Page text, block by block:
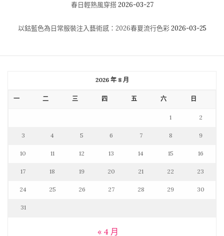
春日輕熟風穿搭 2026-03-27
以鈷藍色為日常服裝注入藝術感：2026春夏流行色彩 2026-03-25
2026 年 8 月
一 二 三 四 五 六 日
1 2
3 4 5 6 7 8 9
10 11 12 13 14 15 16
17 18 19 20 21 22 23
24 25 26 27 28 29 30
31
« 4 月